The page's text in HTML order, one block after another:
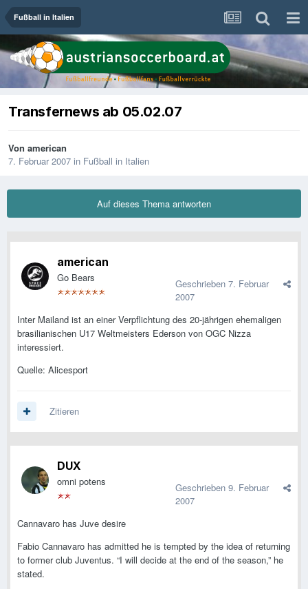
Fußball in Italien
Transfernews ab 05.02.07
Von american
7. Februar 2007 in Fußball in Italien
Auf dieses Thema antworten
american
Go Bears Geschrieben 7. Februar
2007
Inter Mailand ist an einer Verpflichtung des 20-jährigen ehemaligen
brasilianischen U17 Weltmeisters Ederson von OGC Nizza
interessiert.
Quelle: Alicesport
Zitieren
DUX
omni potens Geschrieben 9. Februar
2007
Cannavaro has Juve desire
Fabio Cannavaro has admitted he is tempted by the idea of returning
to former club Juventus. “I will decide at the end of the season,” he
stated.